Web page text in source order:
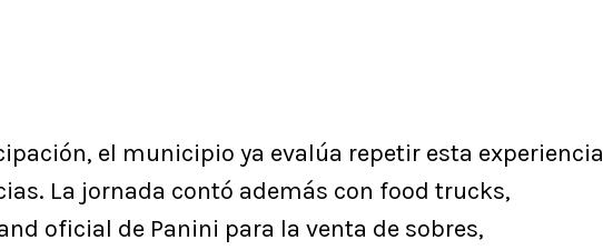
el municipio ya evalúa repetir esta experiencia
La jornada contó además con food trucks,
oficial de Panini para la venta de sobres,